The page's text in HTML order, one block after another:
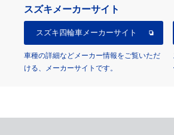
スズキメーカーサイト
スズキ四輪車メーカーサイト
車種の詳細などメーカー情報をご覧いただ
ける、メーカーサイトです。